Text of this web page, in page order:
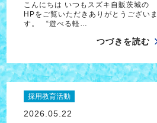
こんにちは いつもスズキ自販茨城の
HPをご覧いただきありがとうございま
す。 “遊べる軽…
つづきを読む
採用教育活動
2026.05.22